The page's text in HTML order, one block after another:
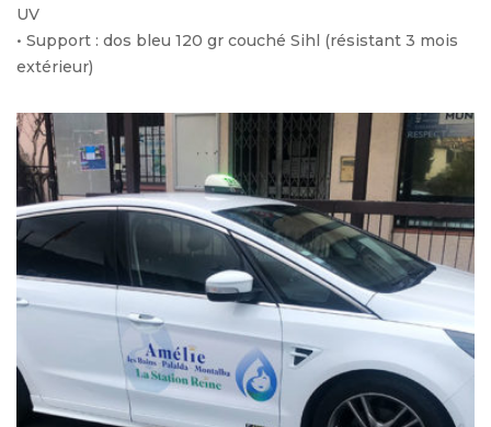
UV
• Support : dos bleu 120 gr couché Sihl (résistant 3 mois
extérieur)